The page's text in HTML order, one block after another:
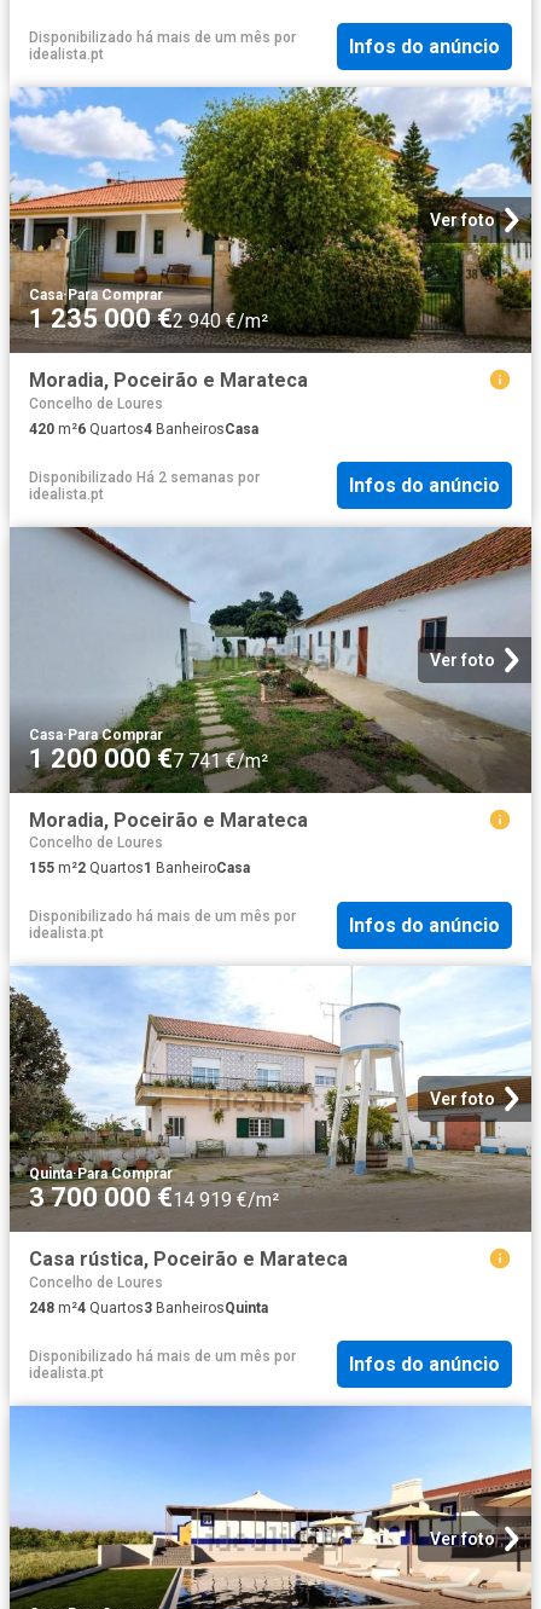
Disponibilizado há mais de um mês por
idealista.pt
Infos do anúncio
Ver foto
Casa·Para Comprar
1 235 000 €2 940 €/m²
Moradia, Poceirão e Marateca
Concelho de Loures
420 m²6 Quartos4 BanheirosCasa
Disponibilizado Há 2 semanas por
idealista.pt
Infos do anúncio
Ver foto
Casa·Para Comprar
1 200 000 €7 741 €/m²
Moradia, Poceirão e Marateca
Concelho de Loures
155 m²2 Quartos1 BanheiroCasa
Disponibilizado há mais de um mês por
idealista.pt
Infos do anúncio
Ver foto
Quinta·Para Comprar
3 700 000 €14 919 €/m²
Casa rústica, Poceirão e Marateca
Concelho de Loures
248 m²4 Quartos3 BanheirosQuinta
Disponibilizado há mais de um mês por
idealista.pt
Infos do anúncio
Ver foto